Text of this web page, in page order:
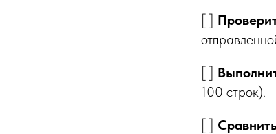
[ ]
[ ]
100 строк).
[ ]